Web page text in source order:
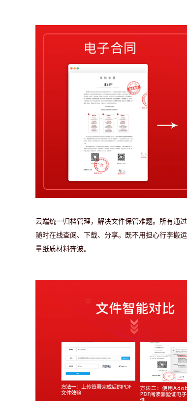
云端统一归档管理，解决文件保管难题。 所有通
随时在线查阅、下载、分享。既不用担心行李搬
量纸质材料奔波。